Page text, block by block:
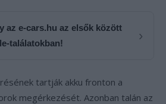
az e-cars.hu az elsők között
találatokban!
›
tartják akku fronton a
megérkezését. Azonban talán az